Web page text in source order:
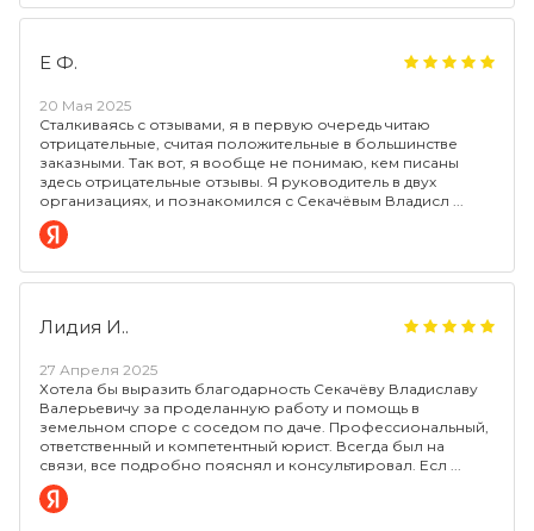
Е Ф.
20 Мая 2025
Сталкиваясь с отзывами, я в первую очередь читаю
отрицательные, считая положительные в большинстве
заказными. Так вот, я вообще не понимаю, кем писаны
здесь отрицательные отзывы. Я руководитель в двух
организациях, и познакомился с Секачёвым Владисл
Лидия И..
27 Апреля 2025
Хотела бы выразить благодарность Секачёву Владиславу
Валерьевичу за проделанную работу и помощь в
земельном споре с соседом по даче. Профессиональный,
ответственный и компетентный юрист. Всегда был на
связи, все подробно пояснял и консультировал. Есл